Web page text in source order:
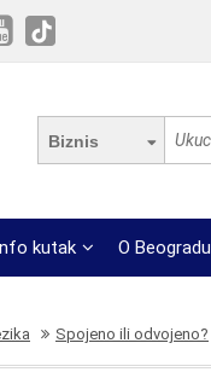
Biznis
kutak O Beogradu
Spojeno ili odvojeno?